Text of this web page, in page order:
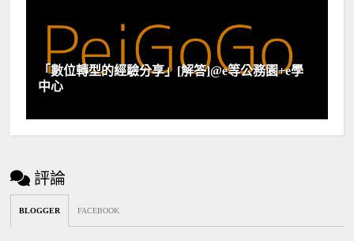
「數位轉型的經驗分享」[解答]@e等公務園+e學
中心
評論
BLOGGER FACEBOOK